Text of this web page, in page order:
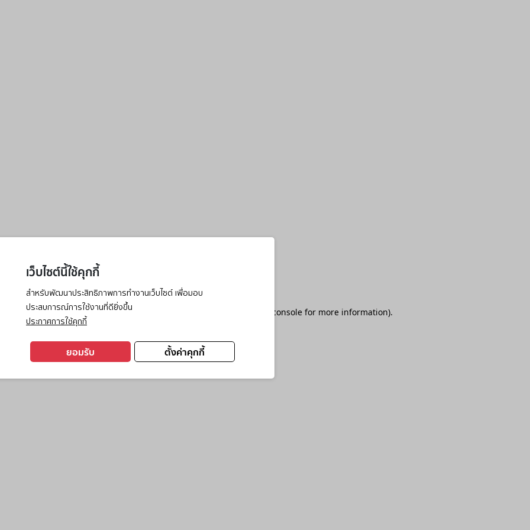
เว็บไซต์นี้ใช้คุกกี้
สำหรับพัฒนาประสิทธิภาพการทำงานเว็บไซต์ เพื่อมอบ
ประสบการณ์การใช้งานที่ดียิ่งขึ้น
ประกาศการใช้คุกกี้
ตั้งค่าคุกกี้
ยอมรับ
has occurred while loading browser console for more information).